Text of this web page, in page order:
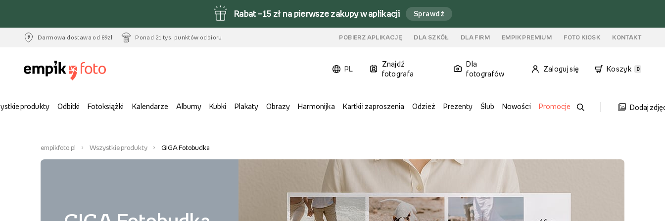
Rabat –15 zł na pierwsze zakupy w aplikacji Sprawdź
Darmowa dostawa od 89zł Ponad 21 tys. punktów odbioru POBIERZ APLIKACJĘ DLA SZKÓŁ DLA FIRM EMPIK PREMIUM FOTO KIOSK KONTAKT
PL
Znajdź
fotografa
Dla
fotografów
Zaloguj się Koszyk 0
produkty Odbitki Fotoksiążki Kalendarze Albumy Kubki Plakaty Obrazy Harmonijka Kartki i zaproszenia Odzież Prezenty Ślub Nowości Promocje Dodaj
empikfoto.pl Wszystkie produkty GIGA Fotobudka